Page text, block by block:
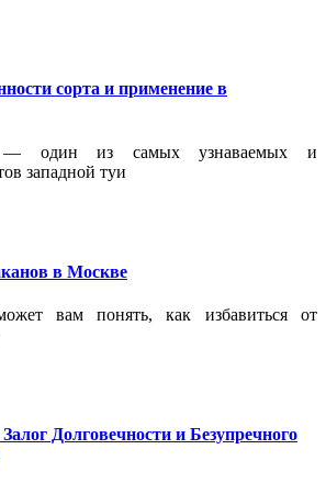
сорта и применение в
— один из самых узнаваемых и
западной туи
в Москве
вам понять, как избавиться от
Долговечности и Безупречного